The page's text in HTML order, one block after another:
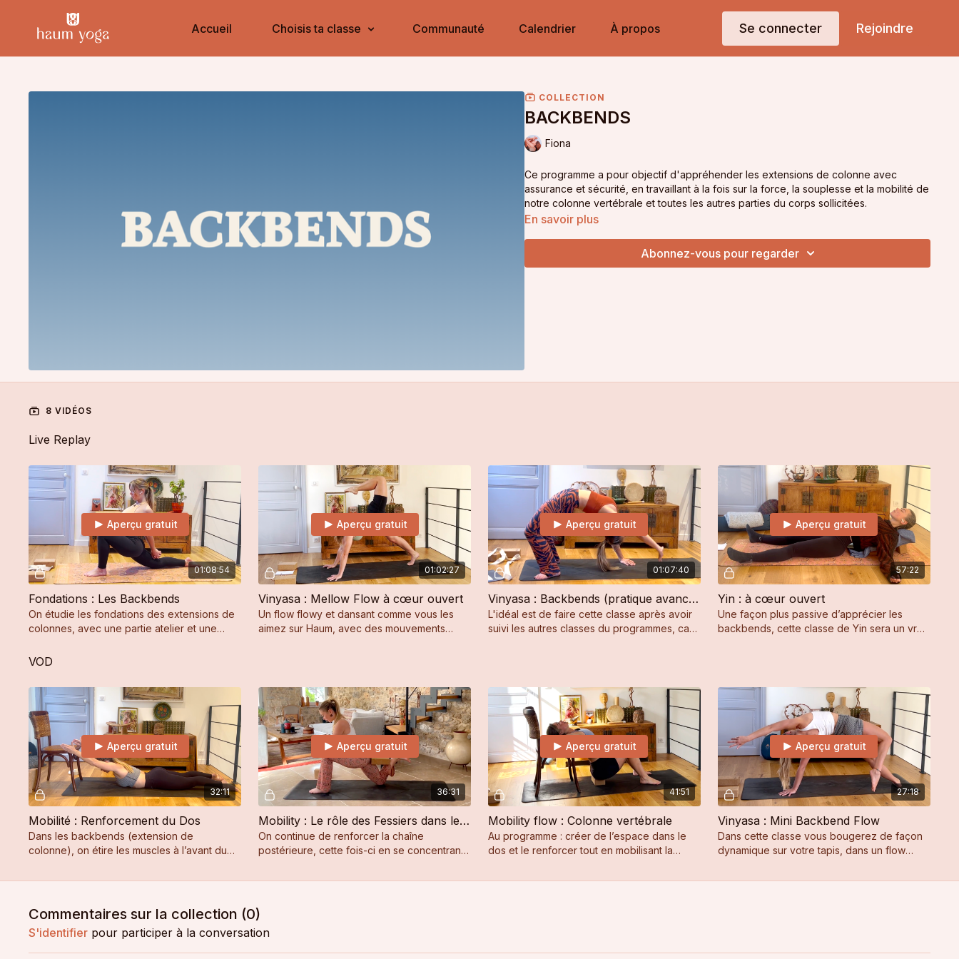
Accueil Choisis ta classe Communauté Calendrier À propos Se connecter Rejoindre
COLLECTION
BACKBENDS
Fiona
Ce programme a pour objectif d'appréhender les extensions de colonne avec
assurance et sécurité, en travaillant à la fois sur la force, la souplesse et la mobilité de
notre colonne vertébrale et toutes les autres parties du corps sollicitées.
En savoir plus
Abonnez-vous pour regarder
8 VIDÉOS
Live Replay
01:08:54
Aperçu gratuit
Fondations : Les Backbends
On étudie les fondations des extensions de
colonnes, avec une partie atelier et une
confirmé !
01:02:27
Aperçu gratuit
Vinyasa : Mellow Flow à cœur ouvert
Un flow flowy et dansant comme vous les
aimez sur Haum, avec des mouvements
01:07:40
Aperçu gratuit
Vinyasa : Backbends (pratique avancée)
L'idéal est de faire cette classe après avoir
suivi les autres classes du programmes, car
57:22
Aperçu gratuit
Yin : à cœur ouvert
Une façon plus passive d’apprécier les
backbends, cette classe de Yin sera un vrai
VOD
32:11
Aperçu gratuit
Mobilité : Renforcement du Dos
Dans les backbends (extension de
colonne), on étire les muscles à l’avant du
corps.
36:31
Aperçu gratuit
Mobility : Le rôle des Fessiers dans les Backbends
On continue de renforcer la chaîne
postérieure, cette fois-ci en se concentrant
ischiojambiers.
41:51
Aperçu gratuit
Mobility flow : Colonne vertébrale
Au programme : créer de l’espace dans le
dos et le renforcer tout en mobilisant la
27:18
Aperçu gratuit
Vinyasa : Mini Backbend Flow
Dans cette classe vous bougerez de façon
dynamique sur votre tapis, dans un flow
Commentaires sur la collection (0)
S'identifier pour participer à la conversation